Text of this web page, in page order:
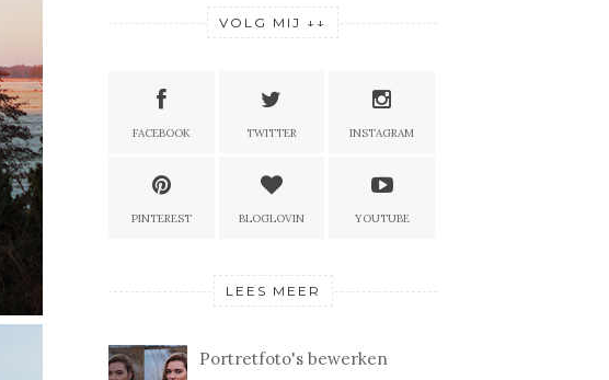
VOLG MIJ ↓↓
FACEBOOK TWITTER INSTAGRAM
PINTEREST BLOGLOVIN YOUTUBE
LEES MEER
Portretfoto's bewerken